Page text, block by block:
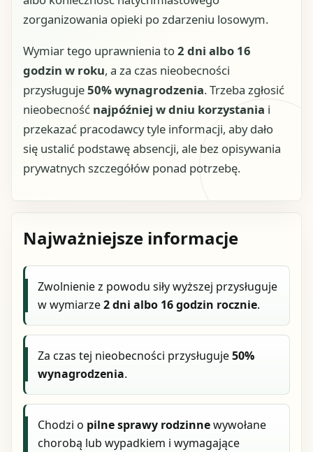
zorganizowania opieki po zdarzeniu losowym.
Wymiar tego uprawnienia to2 dni albo 16
godzin w roku, a za czas nieobecności
przysługuje50% wynagrodzenia. Trzeba zgłosić
nieobecność najpóźniej w dniu korzystania i
przekazać pracodawcy tyle informacji, aby dało
się ustalić podstawę absencji, ale bez opisywania
prywatnych szczegółów ponad potrzebę.
Najważniejsze informacje
Zwolnienie z powodu siły wyższej przysługuje
w wymiarze2 dni albo 16 godzin rocznie.
Za czas tej nieobecności przysługuje50%
wynagrodzenia.
Chodzi o pilne sprawy rodzinnewywołane
chorobą lub wypadkiem i wymagające